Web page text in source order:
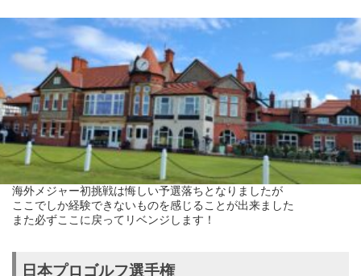
海外メジャー初挑戦は悔しい予選落ちとなりましたが
ここでしか経験できないものを感じることが出来ました
また必ずここに戻ってリベンジします！
日本プロゴルフ選手権